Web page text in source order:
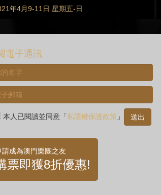
年4月9-11日 星期五-日
電子通訊
本人已閱讀並同意「 私隱權保護政策 」
請成為澳門樂團之友
票即獲8折優惠!